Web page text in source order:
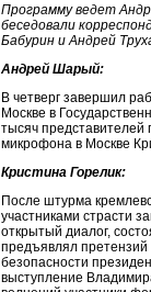
Программу ведет
беседовали
Бабурин и Андрей
Андрей Шарый:
В четверг завершил
Москве в
тысяч представителей
микрофона в Москве
Кристина Горелик:
После штурма
участниками страсти
открытый диалог,
предъявлял
безопасности
выступление